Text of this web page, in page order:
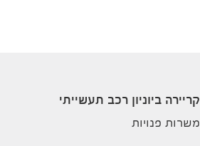
קריירה ביוניון רכב תעשייתי
משרות פנויות